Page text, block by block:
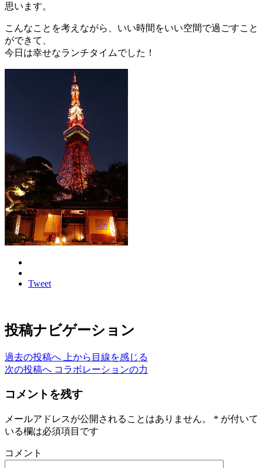
思います。
こんなことを考えながら、いい時間をいい空間で過ごすこと
ができて、
今日は幸せなランチタイムでした！
Tweet
投稿ナビゲーション
過去の投稿へ
上から目線を感じる
次の投稿へ コラボレーションの力
コメントを残す
メールアドレスが公開されることはありません。 * が付いて
いる欄は必須項目です
コメント